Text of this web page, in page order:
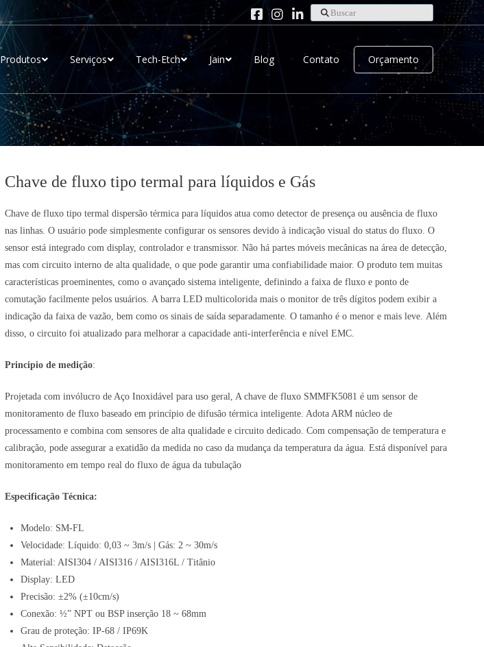
Buscar
Produtos Serviços Tech-Etch Jain Blog Contato Orçamento
Chave de fluxo tipo termal para líquidos e Gás
Chave de fluxo tipo termal dispersão térmica para líquidos atua como detector de presença ou ausência de fluxo
nas linhas. O usuário pode simplesmente configurar os sensores devido à indicação visual do status do fluxo. O
sensor está integrado com display, controlador e transmissor. Não há partes móveis mecânicas na área de detecção,
mas com circuito interno de alta qualidade, o que pode garantir uma confiabilidade maior. O produto tem muitas
características proeminentes, como o avançado sistema inteligente, definindo a faixa de fluxo e ponto de
comutação facilmente pelos usuários. A barra LED multicolorida mais o monitor de três dígitos podem exibir a
indicação da faixa de vazão, bem como os sinais de saída separadamente. O tamanho é o menor e mais leve. Além
disso, o circuito foi atualizado para melhorar a capacidade anti-interferência e nível EMC.
Principio de medição:
Projetada com invólucro de Aço Inoxidável para uso geral, A chave de fluxo SMMFK5081 é um sensor de
monitoramento de fluxo baseado em princípio de difusão térmica inteligente. Adota ARM núcleo de
processamento e combina com sensores de alta qualidade e circuito dedicado. Com compensação de temperatura e
calibração, pode assegurar a exatidão da medida no caso da mudança da temperatura da água. Está disponível para
monitoramento em tempo real do fluxo de água da tubulação
Especificação Técnica:
Modelo: SM-FL
Velocidade: Líquido: 0,03 ~ 3m/s | Gás: 2 ~ 30m/s
Material: AISI304 / AISI316 / AISI316L / Titânio
Display: LED
Precisão: ±2% (±10cm/s)
Conexão: ½” NPT ou BSP inserção 18 ~ 68mm
Grau de proteção: IP-68 / IP69K